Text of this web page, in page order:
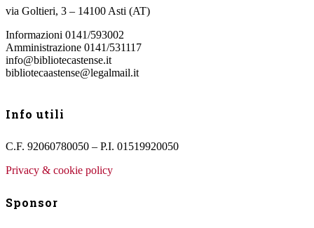
via Goltieri, 3 – 14100 Asti (AT)
Informazioni 0141/593002
Amministrazione 0141/531117
info@bibliotecastense.it
bibliotecaastense@legalmail.it
Info utili
C.F. 92060780050 – P.I. 01519920050
Privacy & cookie policy
Sponsor